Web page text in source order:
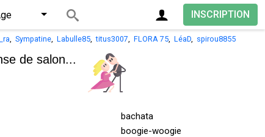
INSCRIPTION
, Sympatine, Labulle85,titus3007, FLORA 75, LéaD, spirou8855
de salon...
bachata
boogie-woogie